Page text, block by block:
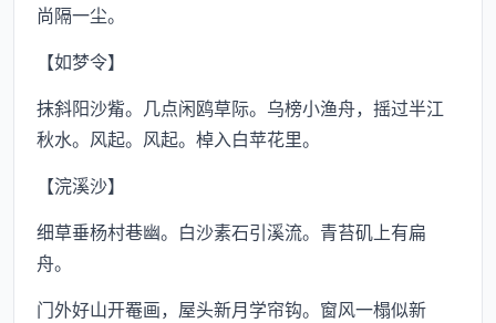
尚隔一尘。
【如梦令】
抹斜阳沙觜。几点闲鸥草际。乌榜小渔舟，摇过半江
秋水。风起。风起。棹入白苹花里。
【浣溪沙】
细草垂杨村巷幽。白沙素石引溪流。青苔矶上有扁
舟。
门外好山开罨画，屋头新月学帘钩。窗风一榻似新